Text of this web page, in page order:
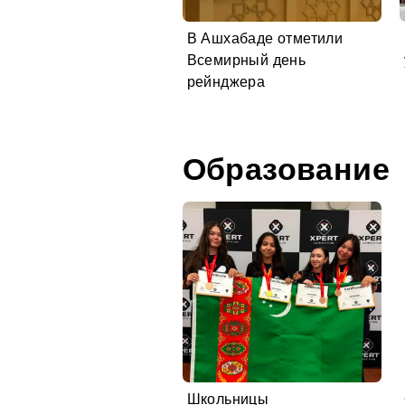
В Ашхабаде отметили
Всемирный день
рейнджера
Образование
Школьницы